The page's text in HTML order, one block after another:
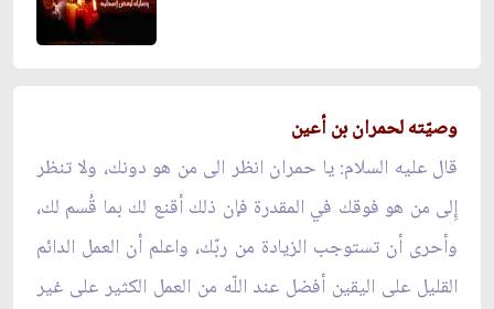
وصيّته لحمران بن أعين
قال عليه السلام: يا حمران انظر الى من هو دونك، ولا تنظر
إِلى من هو فوقك في المقدرة فإن ذلك أقنع لك بما قُسم لك،
وأحرى أن تستوجب الزيادة من ربّك، واعلم أن العمل الدائم
القليل على اليقين أفضل عند اللّه من العمل الكثير على غير